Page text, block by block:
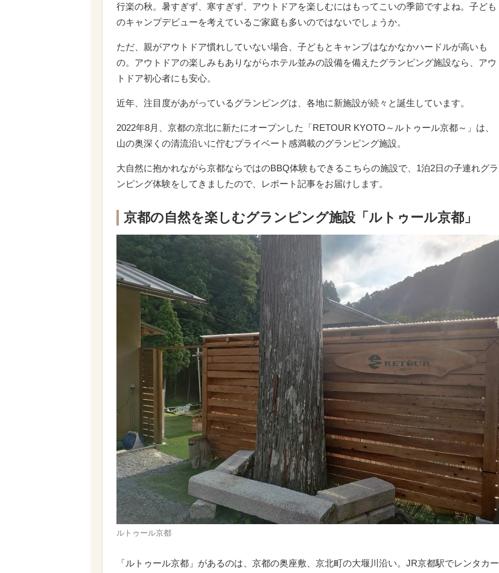
行楽の秋。暑すぎず、寒すぎず、アウトドアを楽しむにはもってこいの季節ですよね。子ども
のキャンプデビューを考えているご家庭も多いのではないでしょうか。
ただ、親がアウトドア慣れしていない場合、子どもとキャンプはなかなかハードルが高いも
の。アウトドアの楽しみもありながらホテル並みの設備を備えたグランピング施設なら、アウ
トドア初心者にも安心。
近年、注目度があがっているグランピングは、各地に新施設が続々と誕生しています。
2022年8月、京都の京北に新たにオープンした「RETOUR KYOTO～ルトゥール京都～」は、
山の奥深くの清流沿いに佇むプライベート感満載のグランピング施設。
大自然に抱かれながら京都ならではのBBQ体験もできるこちらの施設で、1泊2日の子連れグラ
ンピング体験をしてきましたので、レポート記事をお届けします。
京都の自然を楽しむグランピング施設「ルトゥール京都」
ルトゥール京都
「ルトゥール京都」があるのは、京都の奥座敷、京北町の大堰川沿い。JR京都駅でレンタカー